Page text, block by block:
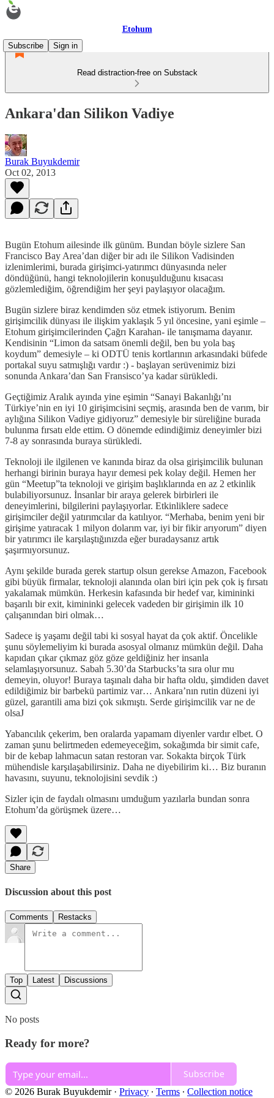
Etohum
Subscribe
Sign in
Read distraction-free on Substack
Ankara'dan Silikon Vadiye
Burak Buyukdemir
Oct 02, 2013
Bugün Etohum ailesinde ilk günüm. Bundan böyle sizlere San
Francisco Bay Area’dan diğer bir adı ile Silikon Vadisinden
izlenimlerimi, burada girişimci-yatırımcı dünyasında neler
döndüğünü, hangi teknolojilerin konuşulduğunu kısacası
gözlemlediğim, öğrendiğim her şeyi paylaşıyor olacağım.
Bugün sizlere biraz kendimden söz etmek istiyorum. Benim
girişimcilik dünyası ile ilişkim yaklaşık 5 yıl öncesine, yani eşimle –
Etohum girişimcilerinden Çağrı Karahan- ile tanışmama dayanır.
Kendisinin “Limon da satsam önemli değil, ben bu yola baş
koydum” demesiyle – ki ODTÜ tenis kortlarının arkasındaki büfede
portakal suyu satmışlığı vardır :) - başlayan serüvenimiz bizi
sonunda Ankara’dan San Fransisco’ya kadar sürükledi.
Geçtiğimiz Aralık ayında yine eşimin “Sanayi Bakanlığı’nı
Türkiye’nin en iyi 10 girişimcisini seçmiş, arasında ben de varım, bir
aylığına Silikon Vadiye gidiyoruz” demesiyle bir süreliğine burada
bulunma fırsatı elde ettim. O dönemde edindiğimiz deneyimler bizi
7-8 ay sonrasında buraya sürükledi.
Teknoloji ile ilgilenen ve kanında biraz da olsa girişimcilik bulunan
herhangi birinin buraya hayır demesi pek kolay değil. Hemen her
gün “Meetup”ta teknoloji ve girişim başlıklarında en az 2 etkinlik
bulabiliyorsunuz. İnsanlar bir araya gelerek birbirleri ile
deneyimlerini, bilgilerini paylaşıyorlar. Etkinliklere sadece
girişimciler değil yatırımcılar da katılıyor. “Merhaba, benim yeni bir
girişime yatıracak 1 milyon dolarım var, iyi bir fikir arıyorum” diyen
bir yatırımcı ile karşılaştığınızda eğer buradaysanız artık
şaşırmıyorsunuz.
Aynı şekilde burada gerek startup olsun gerekse Amazon, Facebook
gibi büyük firmalar, teknoloji alanında olan biri için pek çok iş fırsatı
yakalamak mümkün. Herkesin kafasında bir hedef var, kimininki
başarılı bir exit, kimininki gelecek vadeden bir girişimin ilk 10
çalışanından biri olmak…
Sadece iş yaşamı değil tabi ki sosyal hayat da çok aktif. Öncelikle
şunu söylemeliyim ki burada asosyal olmanız mümkün değil. Daha
kapıdan çıkar çıkmaz göz göze geldiğiniz her insanla
selamlaşıyorsunuz. Sabah 5.30’da Starbucks’ta sıra olur mu
demeyin, oluyor! Buraya taşınalı daha bir hafta oldu, şimdiden davet
edildiğimiz bir barbekü partimiz var… Ankara’nın rutin düzeni iyi
güzel, garantili ama bizi çok sıkmıştı. Serde girişimcilik var ne de
olsaJ
Yabancılık çekerim, ben oralarda yapamam diyenler vardır elbet. O
zaman şunu belirtmeden edemeyeceğim, sokağımda bir simit cafe,
bir de kebap lahmacun satan restoran var. Sokakta birçok Türk
mühendisle karşılaşabilirsiniz. Daha ne diyebilirim ki… Biz buranın
havasını, suyunu, teknolojisini sevdik :)
Sizler için de faydalı olmasını umduğum yazılarla bundan sonra
Etohum’da görüşmek üzere…
Share
Discussion about this post
Comments Restacks
Top Latest Discussions
No posts
Ready for more?
Subscribe
© 2026 Burak Buyukdemir· Privacy ∙ Terms ∙ Collection notice